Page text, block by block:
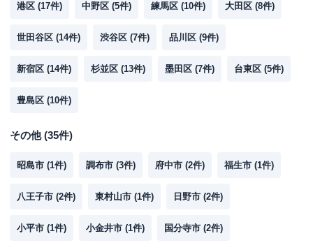
港区 (17件) 中野区 (5件) 練馬区 (10件) 大田区 (8件)
世田谷区 (14件) 渋谷区 (7件) 品川区 (9件)
新宿区 (14件) 杉並区 (13件) 墨田区 (7件) 台東区 (5件)
豊島区 (10件)
その他(35件)
昭島市 (1件) 調布市 (3件) 府中市 (2件) 福生市 (1件)
八王子市 (2件) 東村山市 (1件) 日野市 (2件)
小平市 (1件) 小金井市 (1件) 国分寺市 (2件)